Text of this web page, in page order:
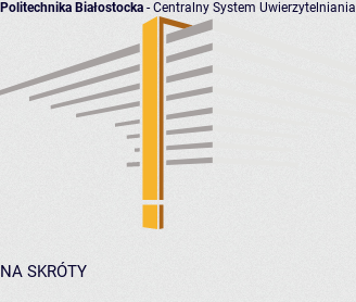
Politechnika Białostocka - Centralny System Uwierzytelniania
NA SKRÓTY